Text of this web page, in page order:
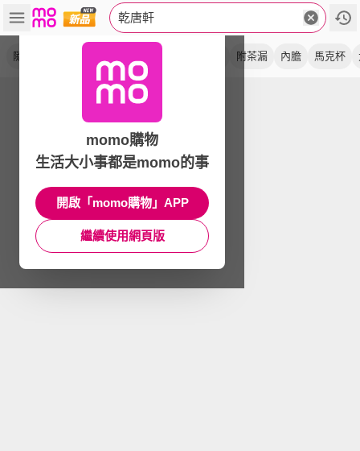
乾唐軒
隨身杯 附茶漏 內膽 馬克杯
momo購物
生活大小事都是momo的事
開啟「momo購物」APP
繼續使用網頁版